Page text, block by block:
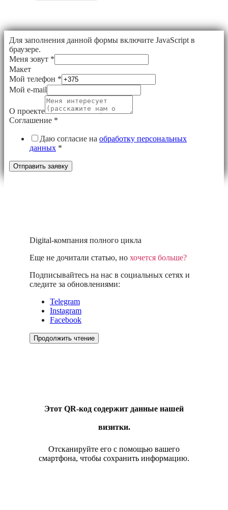
Для заполнения данной формы включите JavaScript в
браузере.
Меня зовут *
Макет
Мой телефон *
Мой e-mail
О проекте
Соглашение *
Даю согласие на обработку персональных
данных *
Отправить заявку
Digital-компания полного цикла
Еще не дочитали статью, но хочется больше?
Подписывайтесь на нас в социальных сетях и
следите за обновлениями:
Telegram
Instagram
Facebook
Продолжить чтение
Этот QR-код содержит данные нашей
визитки.
Отсканируйте его с помощью вашего
смартфона, чтобы сохранить информацию.